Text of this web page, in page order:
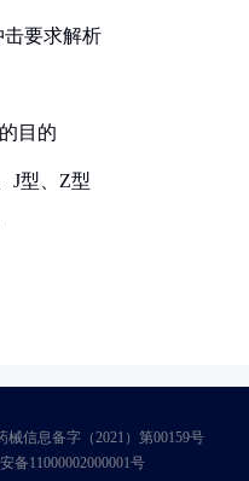
击要求解析
目的
J型、Z型
信息备字（2021）第00159号
备11000002000001号